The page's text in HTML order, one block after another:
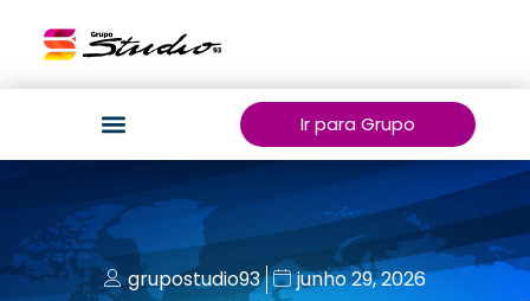
Ir para Grupo
grupostudio93 junho 29, 2026